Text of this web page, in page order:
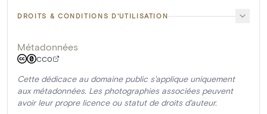
DROITS & CONDITIONS D'UTILISATION
Métadonnées
CC0
Cette dédicace au domaine public s'applique uniquement
aux métadonnées. Les photographies associées peuvent
avoir leur propre licence ou statut de droits d'auteur.